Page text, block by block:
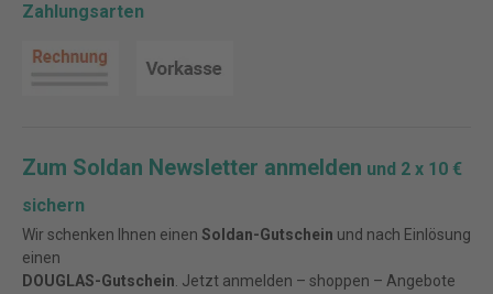
Zahlungsarten
Zum Soldan Newsletter anmelden und 2 x 10 €
sichern
Wir schenken Ihnen einen Soldan-Gutschein und nach Einlösung
einen
DOUGLAS-Gutschein . Jetzt anmelden – shoppen – Angebote